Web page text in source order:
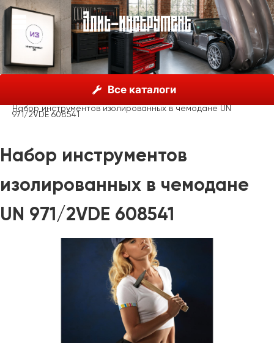
Все каталоги
Unior, Словения
Наборы инструментов
Наборы инструментов
Набор инструментов изолированных в чемодане UN
971/2VDE 608541
Набор инструментов
изолированных в чемодане
UN 971/2VDE 608541